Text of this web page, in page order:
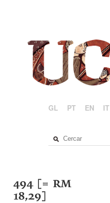
GL PT EN IT
494 [= RM
18,29]